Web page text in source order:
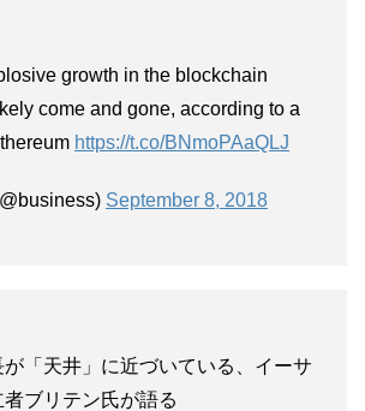
growth in the blockchain
come and gone, according to a
https://t.co/BNmoPAaQLJ
September 8, 2018
「天井」に近づいている、イーサ
ブリテン氏が語る